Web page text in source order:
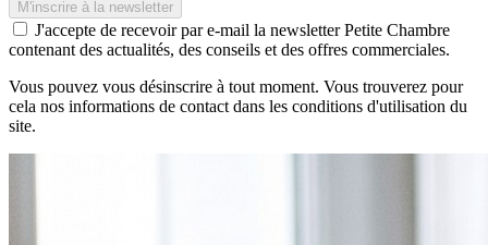
J'accepte de recevoir par e-mail la newsletter Petite Chambre
contenant des actualités, des conseils et des offres commerciales.
Vous pouvez vous désinscrire à tout moment. Vous trouverez pour
cela nos informations de contact dans les conditions d'utilisation du
site.